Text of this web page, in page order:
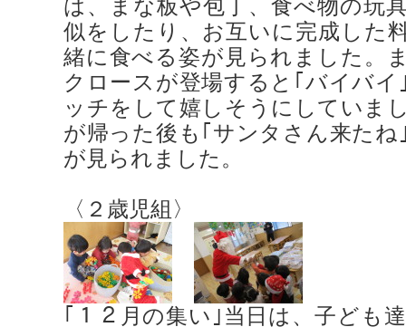
は、まな板や包丁、食べ物の玩
似をしたり、お互いに完成した
緒に食べる姿が見られました。
クロースが登場すると｢バイバ
ッチをして嬉しそうにしていま
が帰った後も｢サンタさん来た
が見られました。
〈２歳児組〉
｢１２月の集い｣当日は、子ども